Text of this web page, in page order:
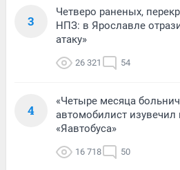
3
Четверо раненых,
НПЗ: в Ярославле
атаку»
26 321 54
4
«Четыре месяца
автомобилист изувечил
«Яавтобуса»
16 718 50